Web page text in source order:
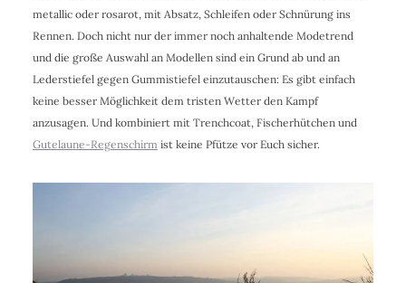
metallic oder rosarot, mit Absatz, Schleifen oder Schnürung ins
Rennen. Doch nicht nur der immer noch anhaltende Modetrend
und die große Auswahl an Modellen sind ein Grund ab und an
Lederstiefel gegen Gummistiefel einzutauschen: Es gibt einfach
keine besser Möglichkeit dem tristen Wetter den Kampf
anzusagen. Und kombiniert mit Trenchcoat, Fischerhütchen und
Gutelaune-Regenschirm ist keine Pfütze vor Euch sicher.